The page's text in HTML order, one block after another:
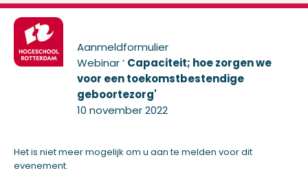
Aanmeldformulier
Webinar ‘ Capaciteit; hoe zorgen we
voor een toekomstbestendige
geboortezorg'
10 november 2022
Het is niet meer mogelijk om u aan te melden voor dit
evenement.